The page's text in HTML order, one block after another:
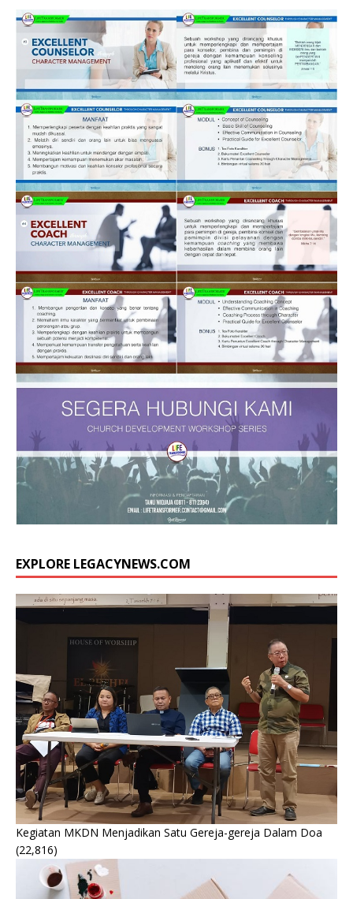
EXPLORE LEGACYNEWS.COM
Kegiatan MKDN Menjadikan Satu Gereja-gereja Dalam Doa
(22,816)